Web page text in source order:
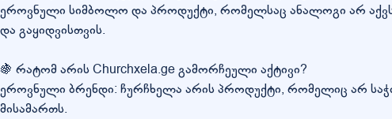
ეროვნული სიმბოლო და პროდუქტი, რომელსაც ანალოგი არ
და გაყიდვისთვის.
🍇 რატომ არის Churchxela.ge გამორჩეული აქტივი?
ეროვნული ბრენდი: ჩურჩხელა არის პროდუქტი, რომელიც არ
მისამართს.